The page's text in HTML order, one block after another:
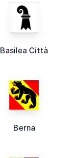
Basilea Città
Berna